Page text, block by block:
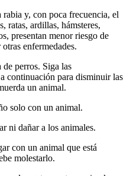
y, con poca frecuencia, el
ratas, ardillas, hámsteres,
presentan menor riesgo de
enfermedades.
perros. Siga las
continuación para disminuir las
un animal.
solo con un animal.
ni dañar a los animales.
con un animal que está
molestarlo.